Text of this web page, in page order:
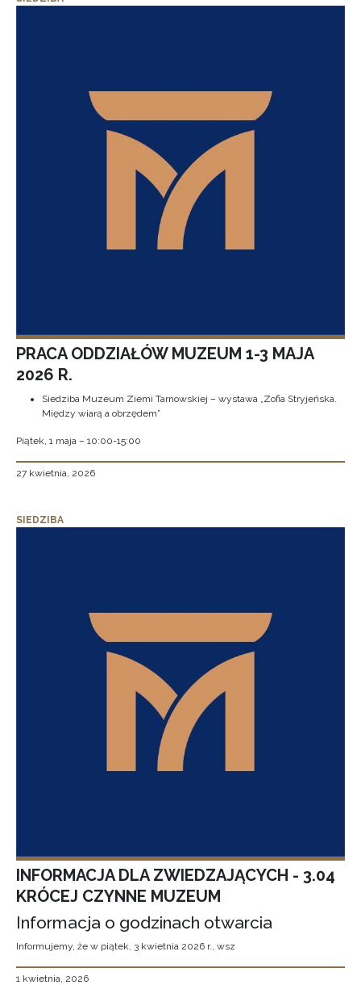
PRACA ODDZIAŁÓW MUZEUM 1-3 MAJA
2026 R.
Siedziba Muzeum Ziemi Tarnowskiej – wystawa „Zofia Stryjeńska.
Między wiarą a obrzędem”
Piątek, 1 maja – 10:00-15:00
27 kwietnia, 2026
SIEDZIBA
INFORMACJA DLA ZWIEDZAJĄCYCH - 3.04
KRÓCEJ CZYNNE MUZEUM
Informacja o godzinach otwarcia
Informujemy, że w piątek, 3 kwietnia 2026 r., wsz
1 kwietnia, 2026